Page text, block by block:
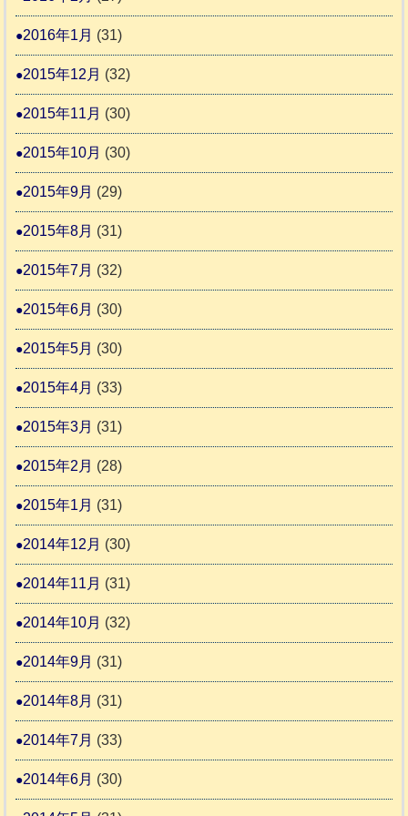
2016年1月 (31)
2015年12月 (32)
2015年11月 (30)
2015年10月 (30)
2015年9月 (29)
2015年8月 (31)
2015年7月 (32)
2015年6月 (30)
2015年5月 (30)
2015年4月 (33)
2015年3月 (31)
2015年2月 (28)
2015年1月 (31)
2014年12月 (30)
2014年11月 (31)
2014年10月 (32)
2014年9月 (31)
2014年8月 (31)
2014年7月 (33)
2014年6月 (30)